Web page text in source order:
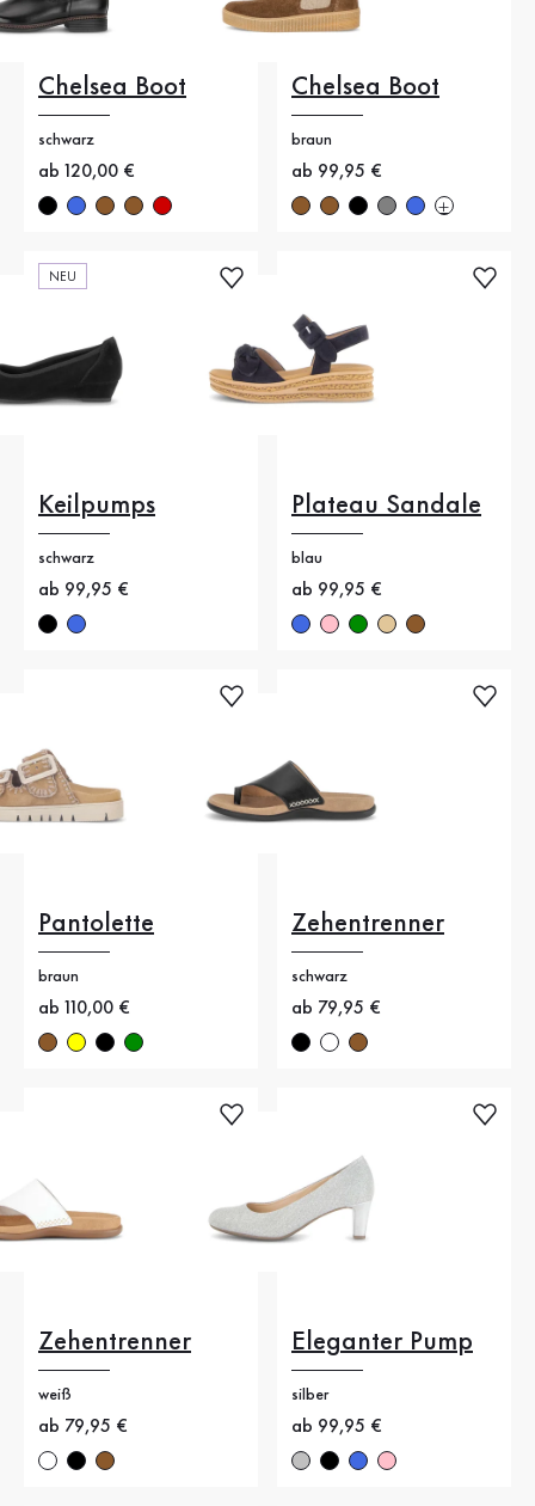
Chelsea Boot
schwarz
Neuer Preis
ab 120,00 €
Chelsea Boot
braun
Neuer Preis
ab 99,95 €
NEU
Keilpumps
schwarz
Neuer Preis
ab 99,95 €
Plateau Sandale
blau
Neuer Preis
ab 99,95 €
Pantolette
braun
Neuer Preis
ab 110,00 €
Zehentrenner
schwarz
Neuer Preis
ab 79,95 €
Zehentrenner
weiß
Neuer Preis
ab 79,95 €
Eleganter Pump
silber
Neuer Preis
ab 99,95 €